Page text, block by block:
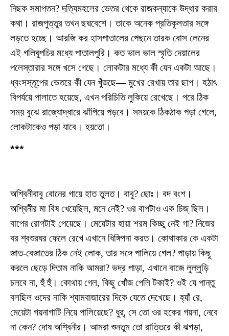
নিছক সমাপতন? দত্যিমহলের ভেতর থেকে রাজকন্যাকে উদ্ধার করার
কথা। রাজপুত্তুর তখন ছদ্মবেশে। তাকে অনেক প্রতিকূলতার সঙ্গে
লড়তে হচ্ছে। আরজি কর হাসপাতালের পেছনে তারক বোস লেনের
এই গলিঘুপচির মধ্যে পাতালপুরি। কত ভাল ভাল স্মৃতি দেয়ালের
পলেস্তারার সঙ্গে খসে গেছে। লোকটার মধ্যে কী যেন একটা আছে।
ধ্বংসস্তূপের ভেতরে কী যেন খুঁজছে— মুখের রেখায় তার ছাপ। হঠাৎ
বিপর্যয়ে পালাতে হয়েছে, এখন পরিচিতি লুকিয়ে রেখেছে। পরে ঠিক
সময় বুঝে রাজ্যোদ্ধারে ঝাঁপিয়ে পড়বে। সময়কে ঠিকঠাক পড়া গেলে,
লোকটাকেও পড়া যাবে। হয়তো।
***
অশ্বিনীবাবু বোনের গায়ে হাত তুলত। বাবু? ছোঃ। বদ বংশ।
অশ্বিনীর মা বিষ খেয়েছিল, মনে নেই? ওর বাপটাও এক চিজ্‌ ছিল।
বাপের রোগটাই পেয়েছে। মেয়েটার হায়া শরম কিচ্ছু নেই গা? নিজের
বর শ্বশুরঘর ফেলে রেখে এখানে ধিঙ্গিপনা করত। কোথাকার কে একটা
জাত-বেজাতের ঠিক নেই লোক, তার সঙ্গে পালিয়ে গেল? পাড়ায় কিছু
করলে ছেড়ে দিতাম নাকি আমরা? ভদ্র পাড়া, এখানে বাজে লুল্লুড়ি
চলবে না, হুঁ হুঁ। কোথায় গেল, কিছু খোঁজ পেলি টকাই? ওই যে পান্তু
বলছিল ওদের নাকি শ্যামবাজারের দিকে যেতে দেখেছে। হ্যাঁ রে,
মেয়েটা গয়নাগাটি নিয়ে পালিয়েছে? ধুর্‌, সে তো ওর হকের গয়না, নেবে
না কেন? দোষ অশ্বিনীর। আমরা শুনতুম তো রাত্তিরে কী ঝগড়া,